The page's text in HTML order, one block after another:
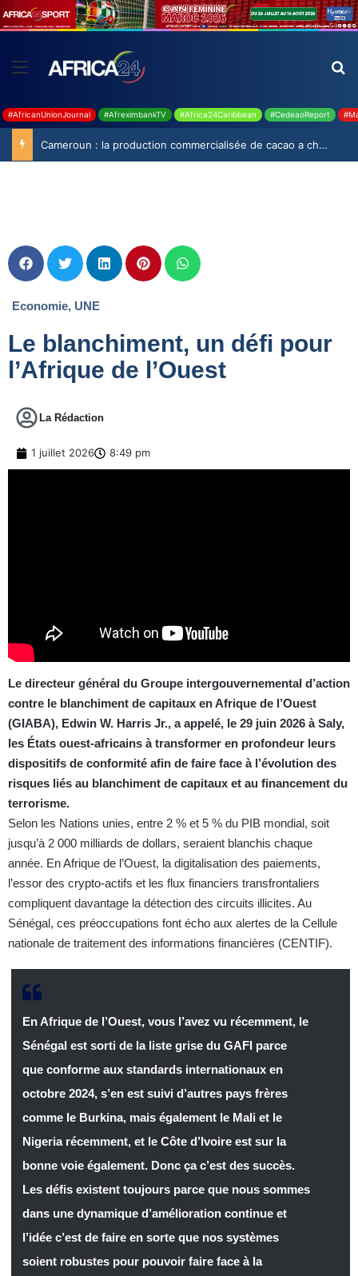
#AfricanUnionJournal #AfreximbankTV #Africa24Caribbean #CedeaoReport
Cameroun : la production commercialisée de cacao a chuté de 19,9% durant la saison 2025-2026
Economie, UNE
Le blanchiment, un défi pour
l’Afrique de l’Ouest
La Rédaction
1 juillet 2026 8:49 pm
Le directeur général du Groupe intergouvernemental d’action
contre le blanchiment de capitaux en Afrique de l’Ouest
(GIABA), Edwin W. Harris Jr., a appelé, le 29 juin 2026 à Saly,
les États ouest-africains à transformer en profondeur leurs
dispositifs de conformité afin de faire face à l’évolution des
risques liés au blanchiment de capitaux et au financement du
terrorisme.
Selon les Nations unies, entre 2 % et 5 % du PIB mondial, soit
jusqu’à 2 000 milliards de dollars, seraient blanchis chaque
année. En Afrique de l’Ouest, la digitalisation des paiements,
l’essor des crypto-actifs et les flux financiers transfrontaliers
compliquent davantage la détection des circuits illicites. Au
Sénégal, ces préoccupations font écho aux alertes de la Cellule
nationale de traitement des informations financières (CENTIF).
En Afrique de l’Ouest, vous l’avez vu récemment, le
Sénégal est sorti de la liste grise du GAFI parce
que conforme aux standards internationaux en
octobre 2024, s’en est suivi d’autres pays frères
comme le Burkina, mais également le Mali et le
Nigeria récemment, et le Côte d’Ivoire est sur la
bonne voie également. Donc ça c’est des succès.
Les défis existent toujours parce que nous sommes
dans une dynamique d’amélioration continue et
l’idée c’est de faire en sorte que nos systèmes
soient robustes pour pouvoir faire face à la